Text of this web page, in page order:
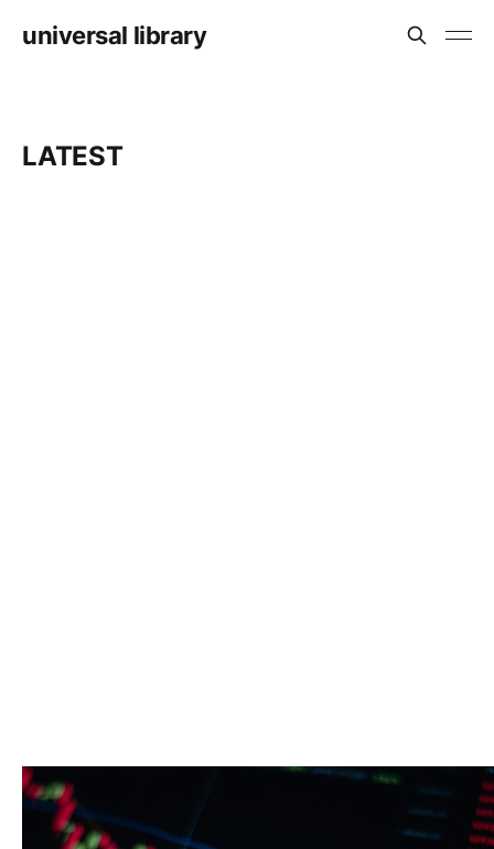
universal library
LATEST